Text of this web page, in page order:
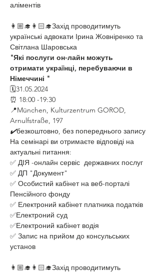
аліментів
👩🏼‍🎓👩🏻‍🎓Захід проводитимуть
українські адвокати Ірина Жовніренко та
Світлана Шаровська
"Які послуги он-лайн можуть
отримати українці, перебуваючи в
Німеччині "
🗓31.05.2024
⏰ 18:00 -19:30
📍München, Kulturzentrum GOROD,
Arnulfstraße, 197
✔️безкоштовно, без попереднього запису
На семінарі ви отримаєте відповіді на
актуальні питання:
✅ ДІЯ -онлайн сервіс  державних послуг
✅ ДП "Документ"
✅ Особистий кабінет на веб-порталі
Пенсійного фонду
✅ Електроний кабінет платника податків
✅Електроний суд
✅Електроний кабінет водія
✅ Запис на прийом до консульських
установ
👩🏼‍🎓👩🏻‍🎓Захід проводитимуть